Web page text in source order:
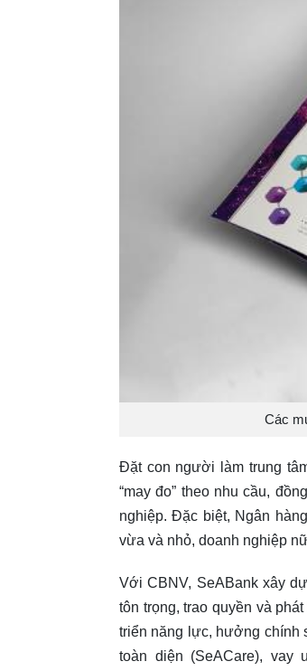
Các
Đặt con người làm trung
“may đo” theo nhu cầu,
nghiệp. Đặc biệt, Ngân
vừa và nhỏ, doanh nghiệp
Với CBNV, SeABank xây
tôn trọng, trao quyền và
triển năng lực, hưởng chính
toàn diện (SeACare), vay